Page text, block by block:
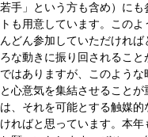
若⼿」という⽅も含め）にも
トも⽤意しています。この
んどん参加していただけれ
ろな動きに振り回されること
ではありますが、このよう
と⼼意気を集結させること
は、それを可能とする触媒
ければと思っています。本年